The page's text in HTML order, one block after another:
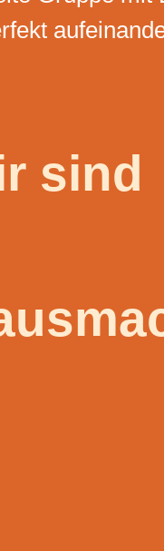
sind